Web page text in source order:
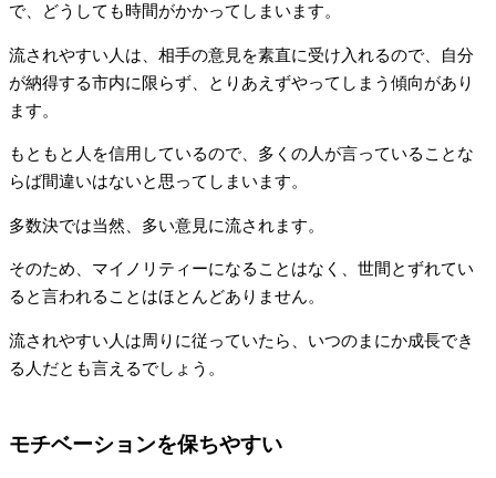
で、どうしても時間がかかってしまいます。
流されやすい人は、相手の意見を素直に受け入れるので、自分
が納得する市内に限らず、とりあえずやってしまう傾向があり
ます。
もともと人を信用しているので、多くの人が言っていることな
らば間違いはないと思ってしまいます。
多数決では当然、多い意見に流されます。
そのため、マイノリティーになることはなく、世間とずれてい
ると言われることはほとんどありません。
流されやすい人は周りに従っていたら、いつのまにか成長でき
る人だとも言えるでしょう。
モチベーションを保ちやすい